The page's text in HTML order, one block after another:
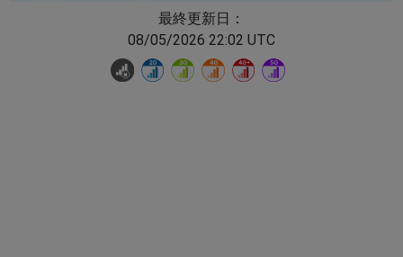
最終更新日：
08/05/2026 22:02 UTC